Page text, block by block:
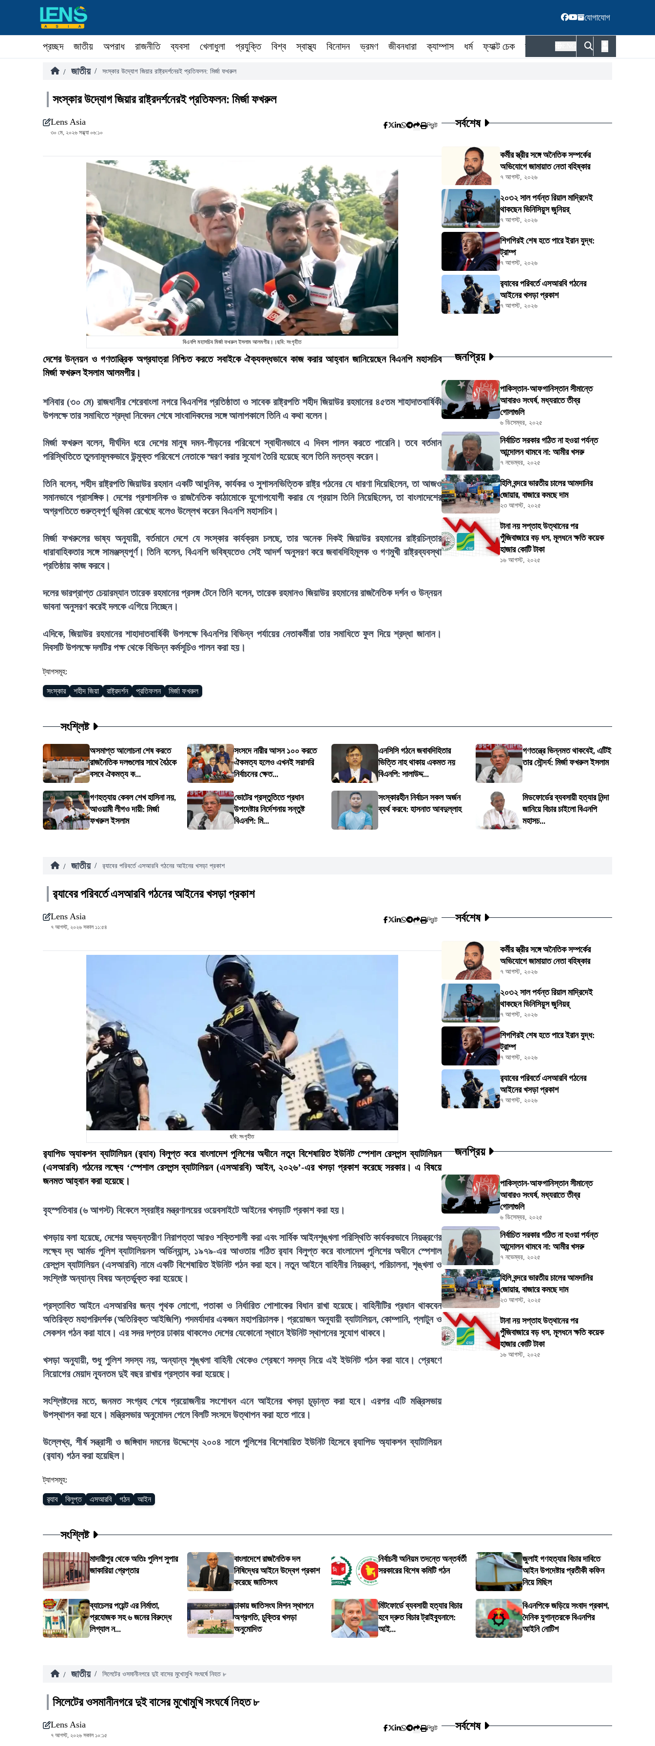
যোগাযোগ
প্রচ্ছদ জাতীয় অপরাধ রাজনীতি ব্যবসা খেলাধুলা প্রযুক্তি বিশ্ব স্বাস্থ্য বিনোদন ভ্রমণ জীবনধারা ক্যাম্পাস ধর্ম ফ্যাক্ট চেক কর্মকর্তা
/ জাতীয় / সংস্কার উদ্যোগ জিয়ার রাষ্ট্রদর্শনেরই প্রতিফলন: মির্জা ফখরুল
সংস্কার উদ্যোগ জিয়ার রাষ্ট্রদর্শনেরই প্রতিফলন: মির্জা ফখরুল
Lens Asia
৩০ মে, ২০২৬ সন্ধ্যা ০৬:১০
প্রিন্ট
বিএনপি মহাসচিব মির্জা ফখরুল ইসলাম আলমগীর।।ছবি: সংগৃহীত
দেশের উন্নয়ন ও গণতান্ত্রিক অগ্রযাত্রা নিশ্চিত করতে সবাইকে ঐক্যবদ্ধভাবে কাজ করার আহ্বান জানিয়েছেন বিএনপি মহাসচিব
মির্জা ফখরুল ইসলাম আলমগীর।
শনিবার (৩০ মে) রাজধানীর শেরেবাংলা নগরে বিএনপির প্রতিষ্ঠাতা ও সাবেক রাষ্ট্রপতি শহীদ জিয়াউর রহমানের ৪৫তম শাহাদাতবার্ষিকী
উপলক্ষে তার সমাধিতে শ্রদ্ধা নিবেদন শেষে সাংবাদিকদের সঙ্গে আলাপকালে তিনি এ কথা বলেন।
মির্জা ফখরুল বলেন, দীর্ঘদিন ধরে দেশের মানুষ দমন-পীড়নের পরিবেশে স্বাধীনভাবে এ দিবস পালন করতে পারেনি। তবে বর্তমান
পরিস্থিতিতে তুলনামূলকভাবে উন্মুক্ত পরিবেশে নেতাকে স্মরণ করার সুযোগ তৈরি হয়েছে বলে তিনি মন্তব্য করেন।
তিনি বলেন, শহীদ রাষ্ট্রপতি জিয়াউর রহমান একটি আধুনিক, কার্যকর ও সুশাসনভিত্তিক রাষ্ট্র গঠনের যে ধারণা দিয়েছিলেন, তা আজও
সমানভাবে প্রাসঙ্গিক। দেশের প্রশাসনিক ও রাজনৈতিক কাঠামোকে যুগোপযোগী করার যে প্রয়াস তিনি নিয়েছিলেন, তা বাংলাদেশের
অগ্রগতিতে গুরুত্বপূর্ণ ভূমিকা রেখেছে বলেও উল্লেখ করেন বিএনপি মহাসচিব।
মির্জা ফখরুলের ভাষ্য অনুযায়ী, বর্তমানে দেশে যে সংস্কার কার্যক্রম চলছে, তার অনেক দিকই জিয়াউর রহমানের রাষ্ট্রচিন্তার
ধারাবাহিকতার সঙ্গে সামঞ্জস্যপূর্ণ। তিনি বলেন, বিএনপি ভবিষ্যতেও সেই আদর্শ অনুসরণ করে জবাবদিহিমূলক ও গণমুখী রাষ্ট্রব্যবস্থা
প্রতিষ্ঠায় কাজ করবে।
দলের ভারপ্রাপ্ত চেয়ারম্যান তারেক রহমানের প্রসঙ্গ টেনে তিনি বলেন, তারেক রহমানও জিয়াউর রহমানের রাজনৈতিক দর্শন ও উন্নয়ন
ভাবনা অনুসরণ করেই দলকে এগিয়ে নিচ্ছেন।
এদিকে, জিয়াউর রহমানের শাহাদাতবার্ষিকী উপলক্ষে বিএনপির বিভিন্ন পর্যায়ের নেতাকর্মীরা তার সমাধিতে ফুল দিয়ে শ্রদ্ধা জানান।
দিবসটি উপলক্ষে দলটির পক্ষ থেকে বিভিন্ন কর্মসূচিও পালন করা হয়।
ট্যাগসমূহ:
সংস্কার শহীদ জিয়া রাষ্ট্রদর্শন প্রতিফলন মির্জা ফখরুল
সর্বশেষ
কর্মীর স্ত্রীর সঙ্গে অনৈতিক সম্পর্কের
অভিযোগে জামায়াত নেতা বহিষ্কার
৭ আগস্ট, ২০২৬
২০৩২ সাল পর্যন্ত রিয়াল মাদ্রিদেই
থাকছেন ভিনিসিয়ুস জুনিয়র্
৭ আগস্ট, ২০২৬
শিগগিরই শেষ হতে পারে ইরান যুদ্ধ:
ট্রাম্প
৭ আগস্ট, ২০২৬
র‍্যাবের পরিবর্তে এসআরবি গঠনের
আইনের খসড়া প্রকাশ
৭ আগস্ট, ২০২৬
জনপ্রিয়
পাকিস্তান-আফগানিস্তান সীমান্তে
আবারও সংঘর্ষ, মধ্যরাতে তীব্র
গোলাগুলি
৬ ডিসেম্বর, ২০২৫
নির্বাচিত সরকার গঠিত না হওয়া পর্যন্ত
আন্দোলন থামবে না: আমীর খসরু
৭ নভেম্বর, ২০২৫
হিলি বন্দরে ভারতীয় চালের আমদানির
জোয়ার, বাজারে কমছে দাম
২৩ আগস্ট, ২০২৫
টানা নয় সপ্তাহ উত্থানের পর
পুঁজিবাজারে বড় ধস, মূলধনে ক্ষতি কয়েক
হাজার কোটি টাকা
১৬ আগস্ট, ২০২৫
সংশ্লিষ্ট
অসমাপ্ত আলোচনা শেষ করতে
রাজনৈতিক দলগুলোর সাথে বৈঠকে
বসবে ঐকমত্য ক...
সংসদে নারীর আসন ১০০ করতে
ঐকমত্য হলেও এখনই সরাসরি
নির্বাচনের ক্ষেত...
এনসিসি গঠনে জবাবদিহিতার
ভিত্তি নাহ থাকায় একমত নয়
বিএনপি: সালাউদ্দ...
গণতন্ত্রে ভিন্নমত থাকবেই, এটিই
তার সৌন্দর্য: মির্জা ফখরুল ইসলাম
গণহত্যায় কেবল শেখ হাসিনা নয়,
আওয়ামী লীগও দায়ী: মির্জা
ফখরুল ইসলাম
ভোটের প্রস্তুতিতে প্রধান
উপদেষ্টার নির্দেশনায় সন্তুষ্ট
বিএনপি: মি...
সংস্কারহীন নির্বাচন সকল অর্জন
ব্যর্থ করবে: হাসনাত আবদুল্লাহ
মিডফোর্ডের ব্যবসায়ী হত্যার নিন্দা
জানিয়ে বিচার চাইলো বিএনপি
মহাসচ...
/ জাতীয় / র‍্যাবের পরিবর্তে এসআরবি গঠনের আইনের খসড়া প্রকাশ
র‍্যাবের পরিবর্তে এসআরবি গঠনের আইনের খসড়া প্রকাশ
Lens Asia
৭ আগস্ট, ২০২৬ সকাল ১১:৫৪
প্রিন্ট
ছবি: সংগৃহীত
র‍্যাপিড অ্যাকশন ব্যাটালিয়ন (র‍্যাব) বিলুপ্ত করে বাংলাদেশ পুলিশের অধীনে নতুন বিশেষায়িত ইউনিট স্পেশাল রেসপন্স ব্যাটালিয়ন
(এসআরবি) গঠনের লক্ষ্যে ‘স্পেশাল রেসপন্স ব্যাটালিয়ন (এসআরবি) আইন, ২০২৬’-এর খসড়া প্রকাশ করেছে সরকার। এ বিষয়ে
জনমত আহ্বান করা হয়েছে।
বৃহস্পতিবার (৬ আগস্ট) বিকেলে স্বরাষ্ট্র মন্ত্রণালয়ের ওয়েবসাইটে আইনের খসড়াটি প্রকাশ করা হয়।
খসড়ায় বলা হয়েছে, দেশের অভ্যন্তরীণ নিরাপত্তা আরও শক্তিশালী করা এবং সার্বিক আইনশৃঙ্খলা পরিস্থিতি কার্যকরভাবে নিয়ন্ত্রণের
লক্ষ্যে দ্য আর্মড পুলিশ ব্যাটালিয়নস অর্ডিন্যান্স, ১৯৭৯-এর আওতায় গঠিত র‍্যাব বিলুপ্ত করে বাংলাদেশ পুলিশের অধীনে স্পেশাল
রেসপন্স ব্যাটালিয়ন (এসআরবি) নামে একটি বিশেষায়িত ইউনিট গঠন করা হবে। নতুন আইনে বাহিনীর নিয়ন্ত্রণ, পরিচালনা, শৃঙ্খলা ও
সংশ্লিষ্ট অন্যান্য বিষয় অন্তর্ভুক্ত করা হয়েছে।
প্রস্তাবিত আইনে এসআরবির জন্য পৃথক লোগো, পতাকা ও নির্ধারিত পোশাকের বিধান রাখা হয়েছে। বাহিনীটির প্রধান থাকবেন
অতিরিক্ত মহাপরিদর্শক (অতিরিক্ত আইজিপি) পদমর্যাদার একজন মহাপরিচালক। প্রয়োজন অনুযায়ী ব্যাটালিয়ন, কোম্পানি, প্লাটুন ও
সেকশন গঠন করা যাবে। এর সদর দপ্তর ঢাকায় থাকলেও দেশের যেকোনো স্থানে ইউনিট স্থাপনের সুযোগ থাকবে।
খসড়া অনুযায়ী, শুধু পুলিশ সদস্য নয়, অন্যান্য শৃঙ্খলা বাহিনী থেকেও প্রেষণে সদস্য নিয়ে এই ইউনিট গঠন করা যাবে। প্রেষণে
নিয়োগের মেয়াদ ন্যূনতম দুই বছর রাখার প্রস্তাব করা হয়েছে।
সংশ্লিষ্টদের মতে, জনমত সংগ্রহ শেষে প্রয়োজনীয় সংশোধন এনে আইনের খসড়া চূড়ান্ত করা হবে। এরপর এটি মন্ত্রিসভায়
উপস্থাপন করা হবে। মন্ত্রিসভার অনুমোদন পেলে বিলটি সংসদে উত্থাপন করা হতে পারে।
উল্লেখ্য, শীর্ষ সন্ত্রাসী ও জঙ্গিবাদ দমনের উদ্দেশ্যে ২০০৪ সালে পুলিশের বিশেষায়িত ইউনিট হিসেবে র‍্যাপিড অ্যাকশন ব্যাটালিয়ন
(র‍্যাব) গঠন করা হয়েছিল।
ট্যাগসমূহ:
র‍্যাব বিলুপ্ত এসআরবি গঠন আইন
সর্বশেষ
কর্মীর স্ত্রীর সঙ্গে অনৈতিক সম্পর্কের
অভিযোগে জামায়াত নেতা বহিষ্কার
৭ আগস্ট, ২০২৬
২০৩২ সাল পর্যন্ত রিয়াল মাদ্রিদেই
থাকছেন ভিনিসিয়ুস জুনিয়র্
৭ আগস্ট, ২০২৬
শিগগিরই শেষ হতে পারে ইরান যুদ্ধ:
ট্রাম্প
৭ আগস্ট, ২০২৬
র‍্যাবের পরিবর্তে এসআরবি গঠনের
আইনের খসড়া প্রকাশ
৭ আগস্ট, ২০২৬
জনপ্রিয়
পাকিস্তান-আফগানিস্তান সীমান্তে
আবারও সংঘর্ষ, মধ্যরাতে তীব্র
গোলাগুলি
৬ ডিসেম্বর, ২০২৫
নির্বাচিত সরকার গঠিত না হওয়া পর্যন্ত
আন্দোলন থামবে না: আমীর খসরু
৭ নভেম্বর, ২০২৫
হিলি বন্দরে ভারতীয় চালের আমদানির
জোয়ার, বাজারে কমছে দাম
২৩ আগস্ট, ২০২৫
টানা নয় সপ্তাহ উত্থানের পর
পুঁজিবাজারে বড় ধস, মূলধনে ক্ষতি কয়েক
হাজার কোটি টাকা
১৬ আগস্ট, ২০২৫
সংশ্লিষ্ট
মাদারীপুর থেকে অতিঃ পুলিশ সুপার
জাকারিয়া গ্রেপ্তার
বাংলাদেশে রাজনৈতিক দল
নিষিদ্ধের আইনে উদ্বেগ প্রকাশ
করেছে জাতিসংঘ
নির্বাচনী অনিয়ম তদন্তে অন্তর্বর্তী
সরকারের বিশেষ কমিটি গঠন
জুলাই গণহত্যার বিচার দাবিতে
আইন উপদেষ্টার প্রতীকী কফিন
নিয়ে মিছিল
ব্যাচেলর পয়েন্ট এর নির্মাতা,
প্রযোজক সহ ৬ জনের বিরুদ্ধে
লিগ্যাল ন...
ঢাকায় জাতিসংঘ মিশন স্থাপনে
অগ্রগতি, চুক্তির খসড়া
অনুমোদিত
মিটফোর্ডে ব্যবসায়ী হত্যার বিচার
হবে দ্রুত বিচার ট্রাইব্যুনালে:
আই...
বিএনপিকে জড়িয়ে সংবাদ প্রকাশ,
দৈনিক যুগান্তরকে বিএনপির
আইনি নোটিশ
/ জাতীয় / সিলেটের ওসমানীনগরে দুই বাসের মুখোমুখি সংঘর্ষে নিহত ৮
সিলেটের ওসমানীনগরে দুই বাসের মুখোমুখি সংঘর্ষে নিহত ৮
Lens Asia
৭ আগস্ট, ২০২৬ সকাল ১০:১৫
প্রিন্ট সর্বশেষ